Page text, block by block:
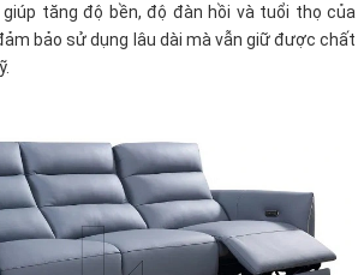
tăng độ bền, độ đàn hồi và tuổi thọ của
bảo sử dụng lâu dài mà vẫn giữ được chất